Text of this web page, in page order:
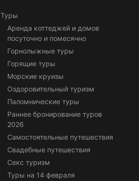
Туры
Аренда коттеджей и домов
посуточно и помесячно
Горнолыжные туры
Горящие туры
Морские круизы
Оздоровительный туризм
Паломнические туры
Раннее бронирование туров
2026
Самостоятельные путешествия
Свадебные путешествия
Секс туризм
Туры на 14 февраля